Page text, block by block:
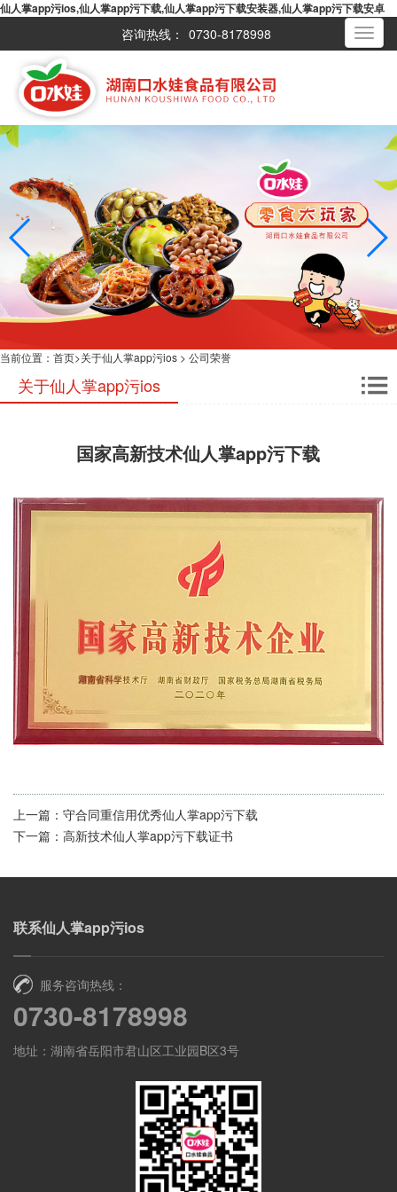
仙人掌app污ios,仙人掌app污下载,仙人掌app污下载安装器,仙人掌app污下载安卓
咨询热线： 0730-8178998
当前位置： 首页>关于仙人掌app污ios > 公司荣誉
关于仙人掌app污ios
国家高新技术仙人掌app污下载
上一篇： 守合同重信用优秀仙人掌app污下载
下一篇： 高新技术仙人掌app污下载证书
联系仙人掌app污ios
服务咨询热线：
0730-8178998
地址：湖南省岳阳市君山区工业园B区3号
Toggle